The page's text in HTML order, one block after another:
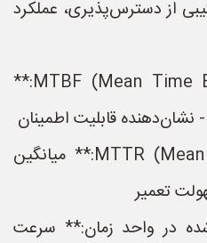
از دسترس‌پذیری، عملکرد
* **MTBF (Mean Time Between Failures):**
نشان‌دهنده قابلیت اطمینان
* **MTTR (Mean Time To Repair):** میانگین
تعمیر
در واحد زمان:** سرعت